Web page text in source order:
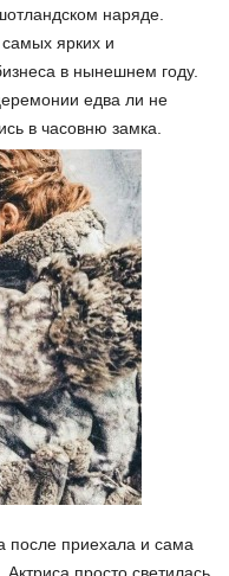
наряде.
ярких и
в нынешнем году.
едва ли не
в часовню замка.
после приехала и сама